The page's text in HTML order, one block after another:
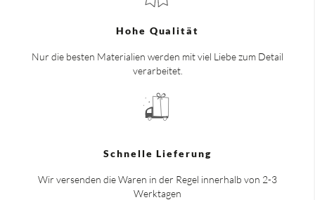
Hohe Qualität
Nur die besten Materialien werden mit viel Liebe zum Detail
verarbeitet.
Schnelle Lieferung
Wir versenden die Waren in der Regel innerhalb von 2-3
Werktagen